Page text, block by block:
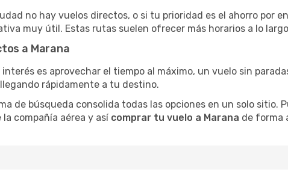
no hay vuelos directos, o si tu prioridad es el ahorro por
muy útil. Estas rutas suelen ofrecer más horarios a lo
a Marana
es aprovechar el tiempo al máximo, un vuelo sin
rápidamente a tu destino.
de búsqueda consolida todas las opciones en un solo sitio.
compañía aérea y así comprar tu vuelo a Marana de forma